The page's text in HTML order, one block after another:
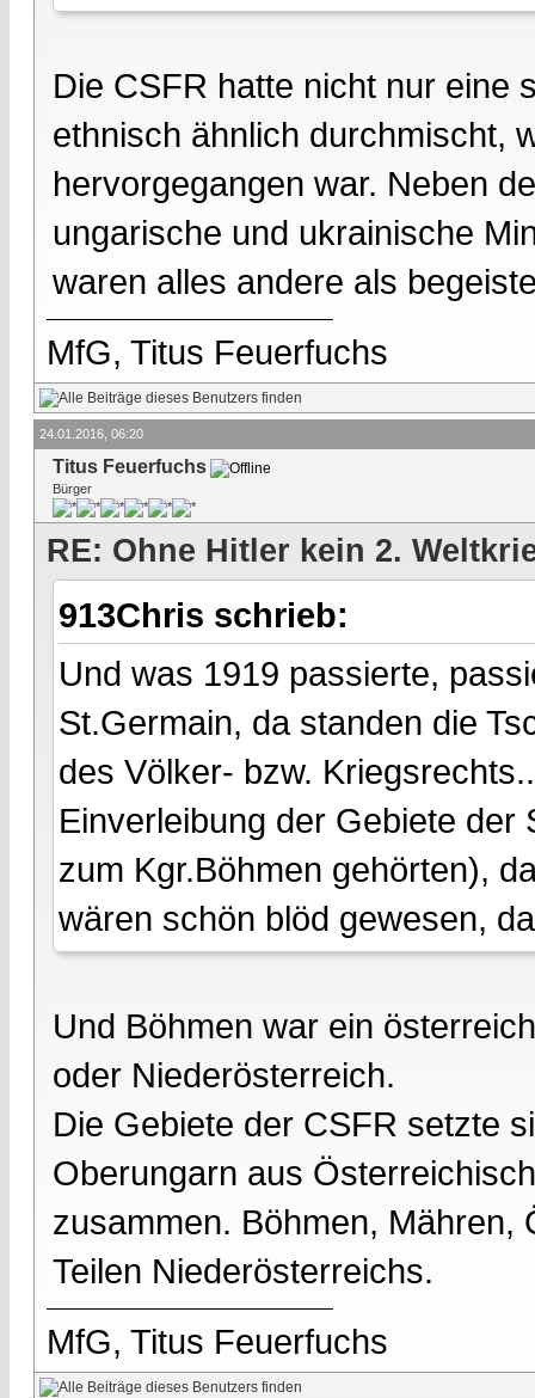
Die CSFR hatte nicht nur eine
ethnisch ähnlich durchmischt,
hervorgegangen war. Neben
ungarische und ukrainische
waren alles andere als
MfG, Titus Feuerfuchs
24.01.2016, 06:20
Titus Feuerfuchs
Bürger
RE: Ohne Hitler kein 2.
913Chris schrieb:
Und was 1919 passierte,
St.Germain, da standen die
des Völker- bzw.
Einverleibung der Gebiete
zum Kgr.Böhmen gehörten),
wären schön blöd gewesen,
Und Böhmen war ein
oder Niederösterreich.
Die Gebiete der CSFR setzte
Oberungarn aus
zusammen. Böhmen, Mähren,
Teilen Niederösterreichs.
MfG, Titus Feuerfuchs